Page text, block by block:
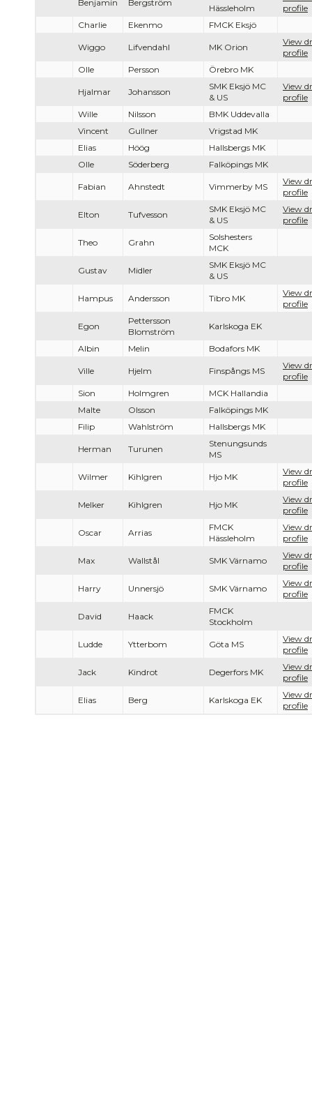
Benjamin Bergström
Hässleholm
profile
Charlie
Ekenmo FMCK Eksjö
Wiggo Lifvendahl MK Orion
View
profile
Olle
Persson Örebro MK
Hjalmar Johansson
SMK Eksjö MC
& US
View
profile
Wille
Nilsson
BMK Uddevalla
Vincent
Gullner
Vrigstad MK
Elias
Höög
Hallsbergs MK
Olle
Söderberg Falköpings MK
Fabian Ahnstedt Vimmerby MS
View
profile
Elton Tufvesson
SMK Eksjö MC
& US
View
profile
Theo Grahn
Solshesters
MCK
Gustav Midler
SMK Eksjö MC
& US
Hampus Andersson Tibro MK
View
profile
Egon
Pettersson
Blomström
Karlskoga EK
Albin Melin Bodafors MK
Ville Hjelm Finspångs MS
View
profile
Sion
Holmgren
MCK Hallandia
Malte
Olsson
Falköpings MK
Filip
Wahlström Hallsbergs MK
Herman Turunen
Stenungsunds
MS
Wilmer Kihlgren Hjo MK
View
profile
Melker Kihlgren Hjo MK
View
profile
Oscar Arrias
FMCK
Hässleholm
View
profile
Max Wallstål SMK Värnamo
View
profile
Harry Unnersjö SMK Värnamo
View
profile
David Haack
FMCK
Stockholm
Ludde Ytterbom Göta MS
View
profile
Jack Kindrot Degerfors MK
View
profile
Elias Berg Karlskoga EK
View
profile